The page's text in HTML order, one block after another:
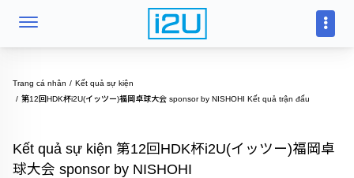
Trang cá nhân
Kết quả sự kiện
第12回HDK杯i2U(イッツー)福岡卓球大会 sponsor by NISHOHI Kết quả trận đấu
Kết quả sự kiện 第12回HDK杯i2U(イッツー)福岡卓
球大会 sponsor by NISHOHI